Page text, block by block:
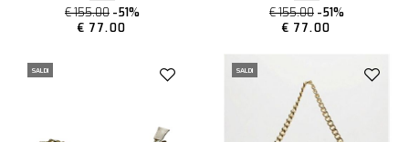
€ 155.00 -51%
€ 77.00
€ 155.00 -51%
€ 77.00
SALDI SALDI